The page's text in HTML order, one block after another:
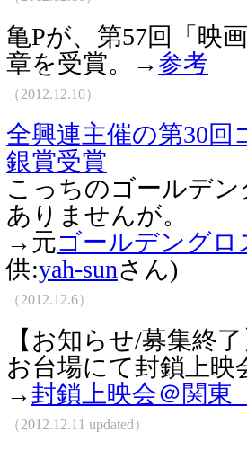
亀Pが、第57回「映
章を受賞。→参考
（2012.12.10）
全興連主催の第30
銀賞受賞
こっちのゴールデ
ありませんが。
→元ゴールデングロ
供:yah-sunさん)
（2012.12.6）
【お知らせ/募集終
お台場にて封鎖上映
→封鎖上映会＠関
（2012.12.11 updated）